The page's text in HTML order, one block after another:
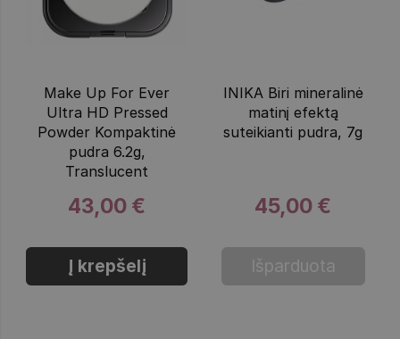
Make Up For Ever
Ultra HD Pressed
Powder Kompaktinė
pudra 6.2g,
Translucent
43,00 €
Į krepšelį
INIKA Biri mineralinė
matinį efektą
suteikianti pudra, 7g
45,00 €
Išparduota